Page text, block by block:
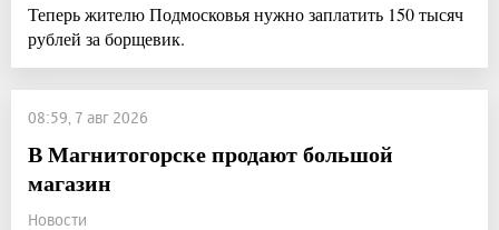
Теперь жителю Подмосковья нужно заплатить 150 тысяч
рублей за борщевик.
08:59, 7 авг 2026
В Магнитогорске продают большой
магазин
Новости